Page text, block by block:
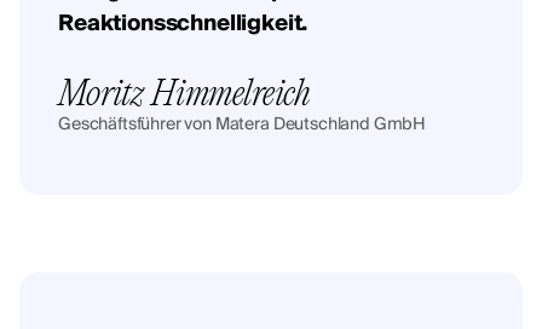
Reaktionsschnelligkeit.
Moritz Himmelreich
Geschäftsführer von Matera Deutschland GmbH